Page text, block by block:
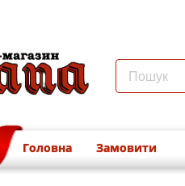
Головна Замовити